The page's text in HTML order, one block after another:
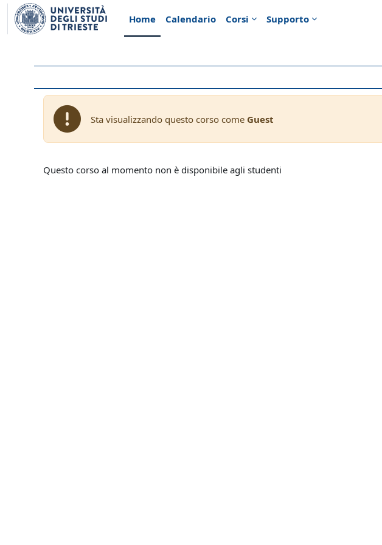
Vai al contenuto principale
Home
Calendario Corsi Supporto
Sta visualizzando questo corso come Guest
Questo corso al momento non è disponibile agli studenti